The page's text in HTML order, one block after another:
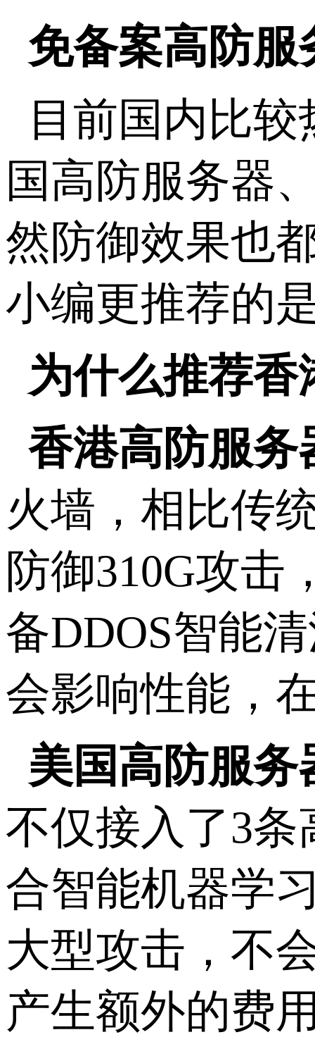
免备案高防服
目前国内比较
国高防服务器
然防御效果也
小编更推荐的
为什么推荐
香港高防服务
火墙，相比传
防御310G攻击
备DDOS智能
会影响性能，
美国高防服务
不仅接入了3
合智能机器学
大型攻击，不
产生额外的费